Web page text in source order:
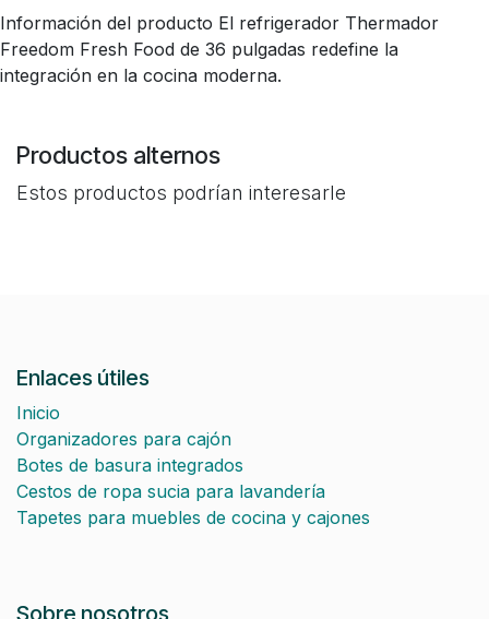
Información del producto El refrigerador Thermador
Freedom Fresh Food de 36 pulgadas redefine la
integración en la cocina moderna.
Productos alternos
Estos productos podrían interesarle
Enlaces útiles
Inicio
Organizadores para cajón
Botes de basura integrados
Cestos de ropa sucia para lavandería
Tapetes para muebles de cocina y cajones
Sobre nosotros